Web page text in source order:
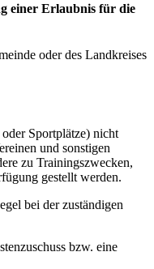
einer Erlaubnis für die
oder des Landkreises
Sportplätze) nicht
und sonstigen
zu Trainingszwecken,
gestellt werden.
bei der zuständigen
bzw. eine